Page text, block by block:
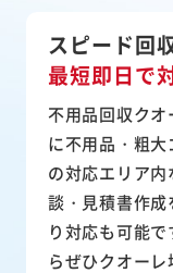
スピード回
最短即日で
不用品回収ク
に不用品・粗
の対応エリア
談・見積書作
り対応も可能
らぜひクオーレ